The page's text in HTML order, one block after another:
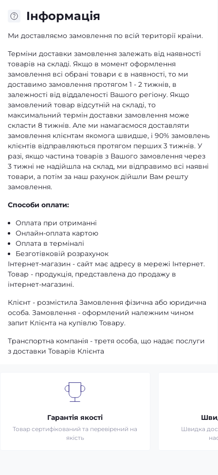
Iнформація
Ми доставляємо замовлення по всій території країни.
Терміни доставки замовлення залежать від наявності
товарів на складі. Якщо в момент оформлення
замовлення всі обрані товари є в наявності, то ми
доставимо замовлення протягом 1 - 2 тижнів, в
залежності від віддаленості Вашого регіону. Якщо
замовлений товар відсутній на складі, то
максимальний термін доставки замовлення може
скласти 8 тижнів. Але ми намагаємося доставляти
замовлення клієнтам якомога швидше, і 90% замовлень
клієнтів відправляються протягом перших 3 тижнів. У
разі, якщо частина товарів з Вашого замовлення через
3 тижні не надійшла на склад, ми відправимо всі наявні
товари, а потім за наш рахунок дійшли Вам решту
замовлення.
Способи оплати:
Оплата при отриманні
Онлайн-оплата картою
Оплата в терміналі
Безготівковій розрахунок
Інтернет-магазин - сайт має адресу в мережі Інтернет.
Товар - продукція, представлена ​​до продажу в
інтернет-магазині.
Клієнт - розмістила Замовлення фізична або юридична
особа. Замовлення - оформлений належним чином
запит Клієнта на купівлю Товару.
Транспортна компанія - третя особа, що надає послуги
з доставки Товарів Клієнта
Гарантія якості
Товар сертифікований та перевірений на
якість
Швидка